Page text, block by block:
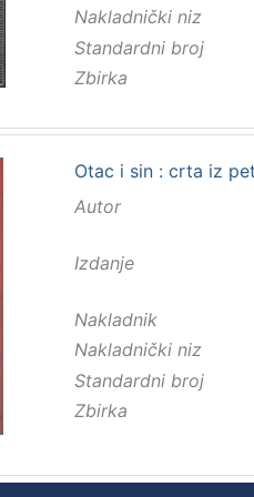
Nakladnički niz
Standardni broj
Zbirka
Otac i sin : crta iz
Autor
Izdanje
Nakladnik
Nakladnički niz
Standardni broj
Zbirka